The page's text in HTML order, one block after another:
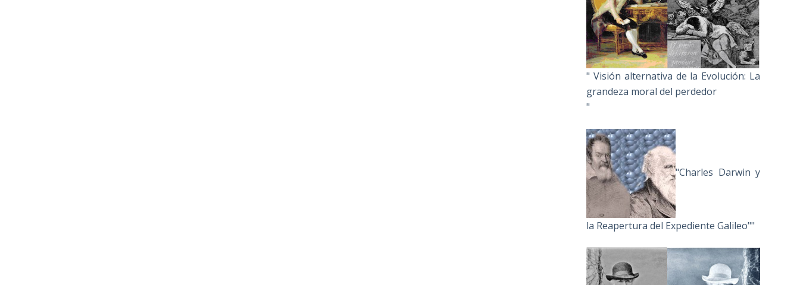
" Visión alternativa de la Evolución: La
grandeza moral del perdedor
"
"Charles Darwin y
la Reapertura del Expediente Galileo""